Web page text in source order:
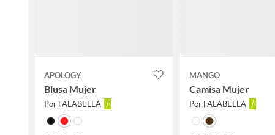
APOLOGY
Blusa Mujer
Por FALABELLA
MANGO
Camisa Mujer
Por FALABELLA